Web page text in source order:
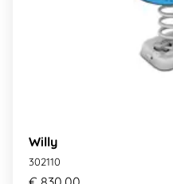
Willy
302110